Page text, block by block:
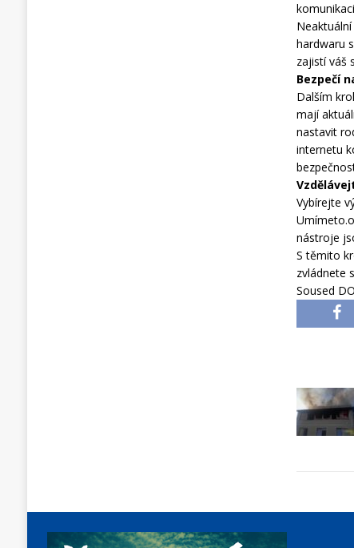
hardwaru
zajistí váš
Bezpečí
Dalším
mají
nastavit
internetu
Vybírejte
nástroje
S těmito
zvládnete
Soused